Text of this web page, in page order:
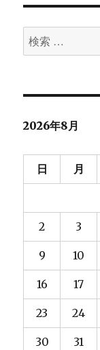
検
索
象:
2026年8月
日 月
2 3
9 10
16 17
23 24
30
31